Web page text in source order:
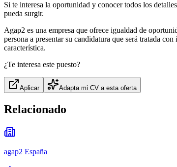
Si te interesa la oportunidad y conocer todos los
pueda surgir.
Agap2 es una empresa que ofrece igualdad de
persona a presentar su candidatura que será tratada
característica.
¿Te interesa este puesto?
Aplicar Adapta mi CV a esta oferta
Relacionado
agap2 España